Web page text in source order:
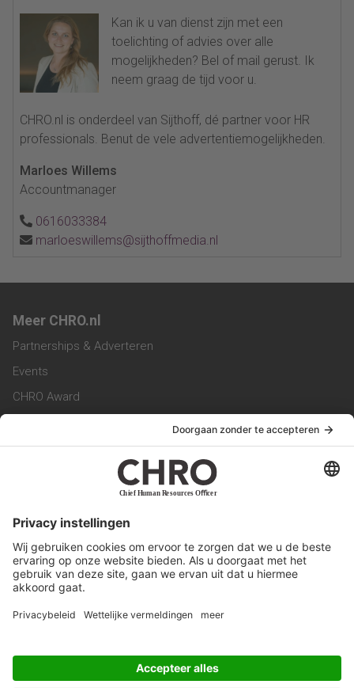
Kan ik u van dienst zijn met een
toelichting of advies over alle
mogelijkheden? Bel of mail gerust. Ik
neem graag de tijd voor u.
CHRO.nl is onderdeel van Sijthoff, dé partner voor HR
professionals. Benut de vele advertentiemogelijkheden.
Marloes Willems
Accountmanager
0616033384
marloeswillems@sijthoffmedia.nl
Meer CHRO.nl
Partnerships & Adverteren
Events
CHRO Award
CHRO Magazine
Service & Contact
Werken bij ons
Privacy Statement
Algemene Voorwaarden